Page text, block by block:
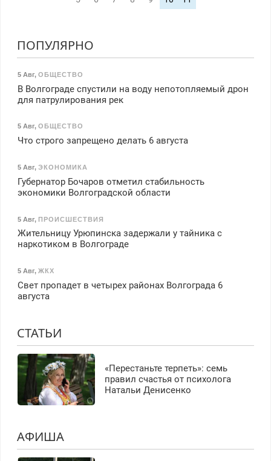
ПОПУЛЯРНО
5 Авг, ОБЩЕСТВО
В Волгограде спустили на воду непотопляемый дрон
для патрулирования рек
5 Авг, ОБЩЕСТВО
Что строго запрещено делать 6 августа
5 Авг, ЭКОНОМИКА
Губернатор Бочаров отметил стабильность
экономики Волгоградской области
5 Авг, ПРОИСШЕСТВИЯ
Жительницу Урюпинска задержали у тайника с
наркотиком в Волгограде
5 Авг, ЖКХ
Свет пропадет в четырех районах Волгограда 6
августа
СТАТЬИ
«Перестаньте терпеть»: семь
правил счастья от психолога
Натальи Денисенко
АФИША